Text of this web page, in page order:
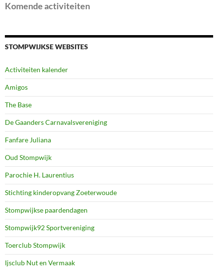
Komende activiteiten
STOMPWIJKSE WEBSITES
Activiteiten kalender
Amigos
The Base
De Gaanders Carnavalsvereniging
Fanfare Juliana
Oud Stompwijk
Parochie H. Laurentius
Stichting kinderopvang Zoeterwoude
Stompwijkse paardendagen
Stompwijk92 Sportvereniging
Toerclub Stompwijk
Ijsclub Nut en Vermaak